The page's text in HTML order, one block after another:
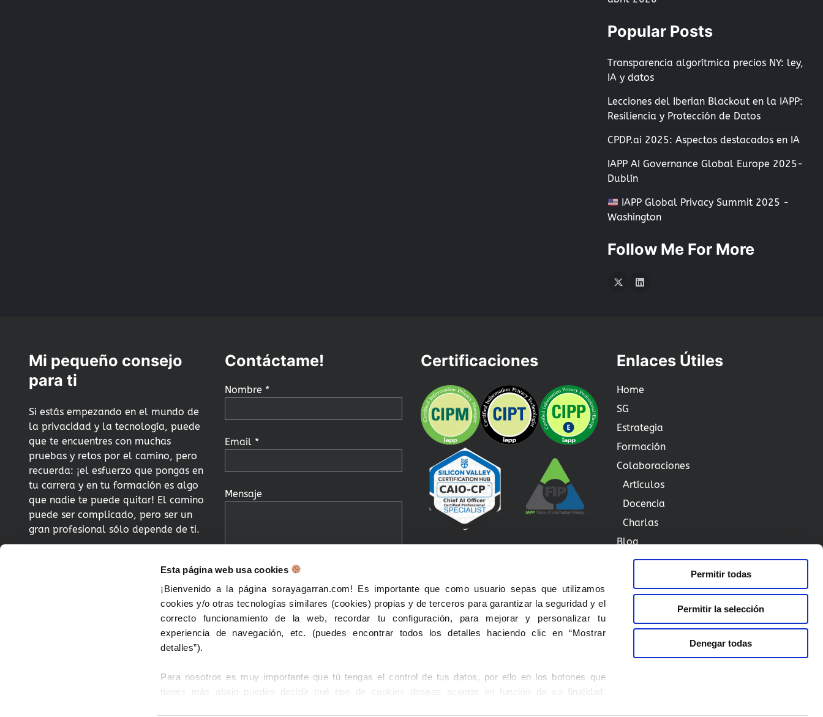
Esta página web usa cookies
¡Bienvenido a la página sorayagarran.com! Es importante que como usuario sepas que utilizamos
cookies y/o otras tecnologías similares (cookies) propias y de terceros para garantizar la seguridad y el
correcto funcionamiento de la web, recordar tu configuración, para mejorar y personalizar tu
experiencia de navegación, etc. (puedes encontrar todos los detalles haciendo clic en “Mostrar
detalles”).
Para nosotros es muy importante que tú tengas el control de tus datos, por ello en los botones que
tienes más abajo puedes decidir qué tipo de cookies deseas aceptar en función de su finalidad.
Permitir todas
Permitir la selección
Denegar todas
Popular Posts
Transparencia algorítmica precios NY: ley,
IA y datos
Lecciones del Iberian Blackout en la IAPP:
Resiliencia y Protección de Datos
CPDP.ai 2025: Aspectos destacados en IA
IAPP AI Governance Global Europe 2025-
Dublín
IAPP Global Privacy Summit 2025 -
Washington
Follow Me For More
TwitterLInkedIn
Mi pequeño consejo
para ti
Si estás empezando en el mundo de
la privacidad y la tecnología, puede
que te encuentres con muchas
pruebas y retos por el camino, pero
recuerda: ¡el esfuerzo que pongas en
tu carrera y en tu formación es algo
que nadie te puede quitar! El camino
puede ser complicado, pero ser un
gran profesional sólo depende de ti.
Contáctame!
Nombre *
Email *
Mensaje
Al hacer clic en el botón de envío,
das tu consentimiento para que se
traten tus datos personales para
enviado y también confirmas que has
leído y aceptado el Aviso de
Certificaciones Enlaces Útiles
Home
SG
Estrategia
Formación
Colaboraciones
Artículos
Docencia
Charlas
Blog
Contactar
Aviso de Privacidad
Aviso de Cookies